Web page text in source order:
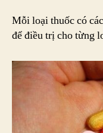
Mỗi loại thuốc có
để điều trị cho từng